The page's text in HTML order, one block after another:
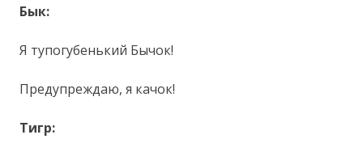
Бык:
Я тупогубенький Бычок!
Предупреждаю, я качок!
Тигр: